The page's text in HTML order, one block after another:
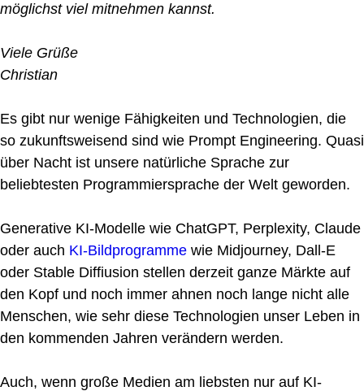
möglichst viel mitnehmen kannst.
Viele Grüße
Christian
Es gibt nur wenige Fähigkeiten und Technologien, die
so zukunftsweisend sind wie Prompt Engineering. Quasi
über Nacht ist unsere natürliche Sprache zur
beliebtesten Programmiersprache der Welt geworden.
Generative KI-Modelle wie ChatGPT, Perplexity, Claude
oder auch KI-Bildprogramme wie Midjourney, Dall-E
oder Stable Diffiusion stellen derzeit ganze Märkte auf
den Kopf und noch immer ahnen noch lange nicht alle
Menschen, wie sehr diese Technologien unser Leben in
den kommenden Jahren verändern werden.
Auch, wenn große Medien am liebsten nur auf KI-